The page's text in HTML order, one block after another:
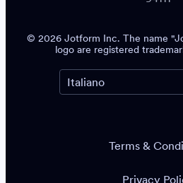
© 2026 Jotform Inc. The name
logo are registered
Terms &
Privacy